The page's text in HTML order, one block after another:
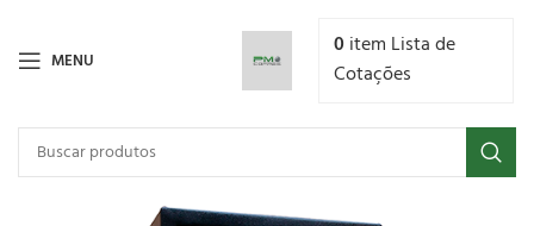
MENU 0 item Lista de
Cotações